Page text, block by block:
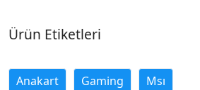
Ürün Etiketleri
Anakart Gaming Msı